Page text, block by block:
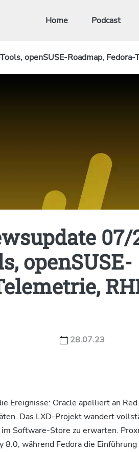
Home Podcast
openSUSE-Roadmap,
07/
openSUSE-
28.07.23
Ereignisse: Oracle apelliert an Red
Das LXD-Projekt wandert
Software-Store zu erwarten.
während Fedora die